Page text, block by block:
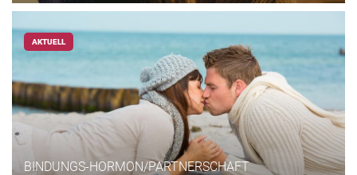
AKTUELL
BINDUNGS-HORMON/PARTNERSCHAFT